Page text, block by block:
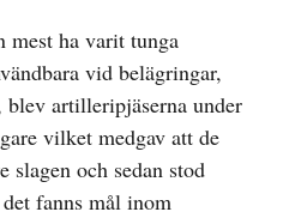
mest ha varit tunga
vid belägringar,
artilleripjäserna under
vilket medgav att de
slagen och sedan stod
fanns mål inom